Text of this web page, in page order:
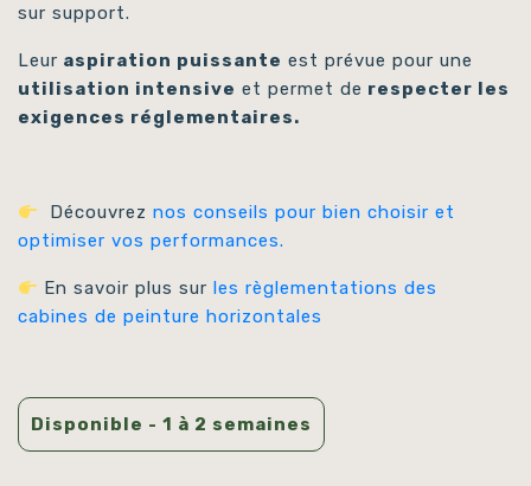
sur support.
Leur aspiration puissante est prévue pour une
utilisation intensive et permet de respecter les
exigences réglementaires.
Découvreznos conseils pour bien choisir et
optimiser vos performances.
En savoir plus surles règlementations des
cabines de peinture horizontales
Disponible - 1 à 2 semaines